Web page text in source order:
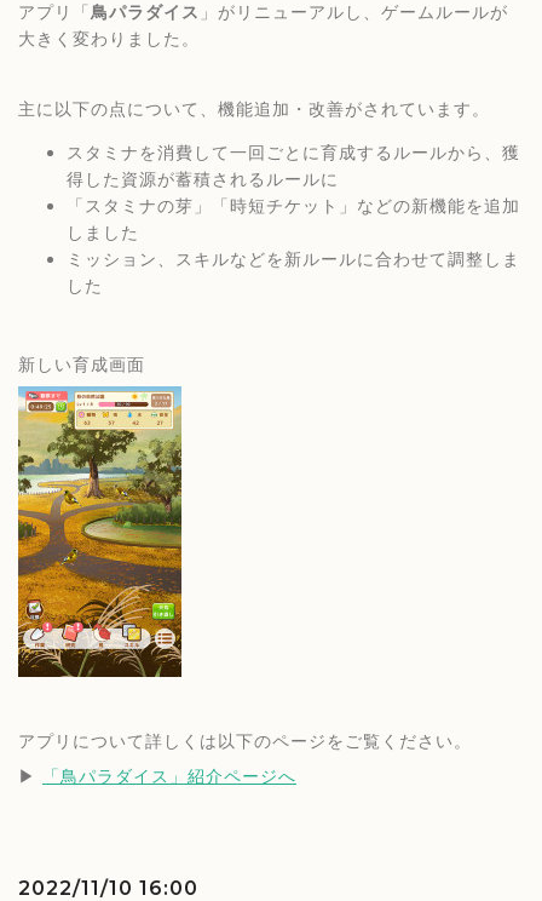
アプリ「鳥パラダイス 」がリニューアルし、ゲームルールが
大きく変わりました。
主に以下の点について、機能追加・改善がされています。
スタミナを消費して一回ごとに育成するルールから、獲
得した資源が蓄積されるルールに
「スタミナの芽」「時短チケット」などの新機能を追加
しました
ミッション、スキルなどを新ルールに合わせて調整しま
した
新しい育成画面
アプリについて詳しくは以下のページをご覧ください。
▶︎
「鳥パラダイス」紹介ページへ
2022/11/10 16:00